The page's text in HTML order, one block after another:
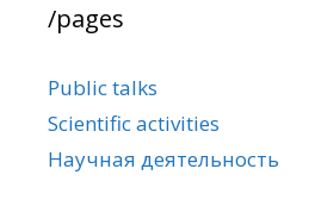
/pages
Public talks
Scientific activities
Научная деятельность